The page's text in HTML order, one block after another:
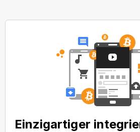
Einzigartiger